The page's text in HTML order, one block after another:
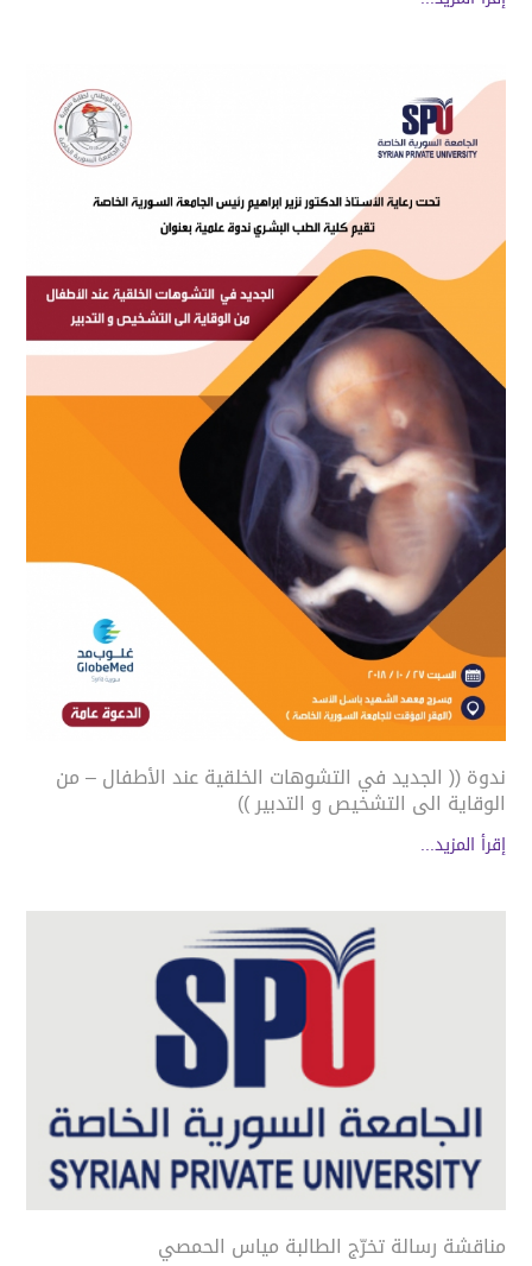
ندوة (( الجديد في التشوهات الخلقية عند الأطفال – من
الوقاية الى التشخيص و التدبير ))
إقرأ المزيد...
مناقشة رسالة تخرّج الطالبة مياس الحمصي